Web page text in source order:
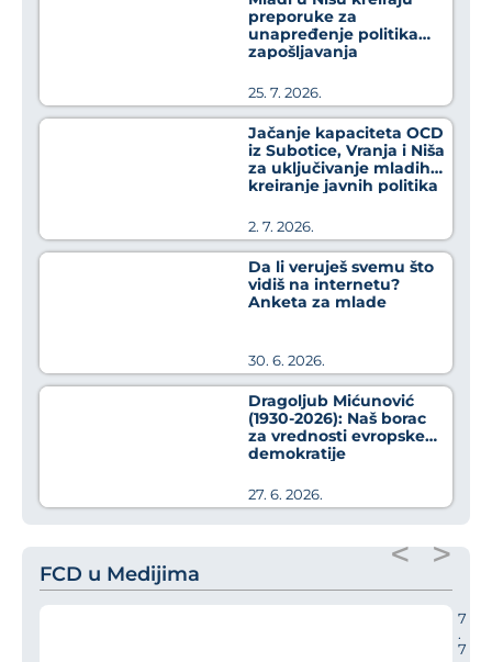
preporuke za
unapređenje politika
zapošljavanja
25. 7. 2026.
Jačanje kapaciteta OCD
iz Subotice, Vranja i Niša
za uključivanje mladih u
kreiranje javnih politika
2. 7. 2026.
Da li veruješ svemu što
vidiš na internetu?
Anketa za mlade
30. 6. 2026.
Dragoljub Mićunović
(1930-2026): Naš borac
za vrednosti evropske
demokratije
27. 6. 2026.
FCD u Medijima
7
.
7
< >